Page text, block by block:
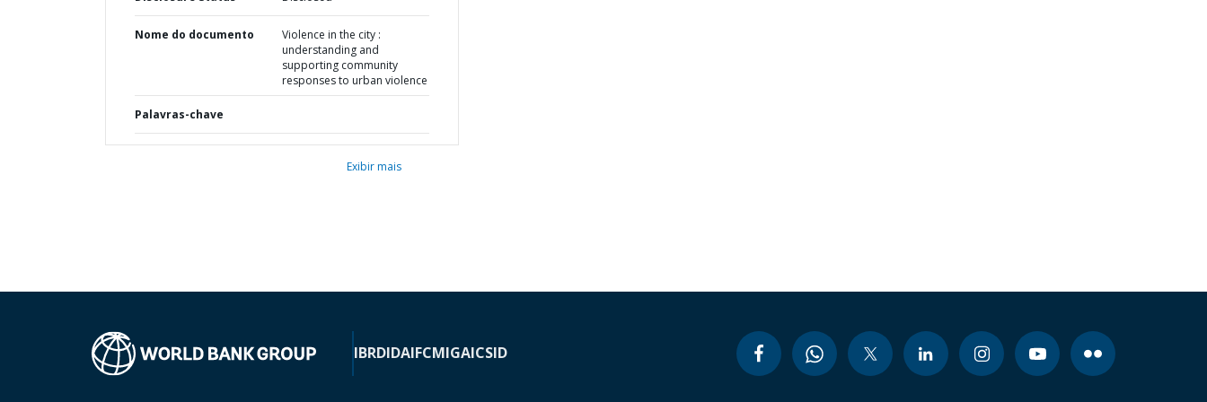
Nome do documento
Violence in the city :
understanding and
supporting community
responses to urban violence
Palavras-chave
Exibir mais
IBRDIDAIFCMIGAICSID